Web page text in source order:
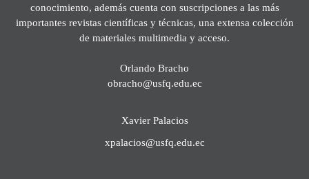
conocimiento, además cuenta con suscripciones a las más
importantes revistas científicas y técnicas, una extensa colección
de materiales multimedia y acceso.
Orlando Bracho
obracho@usfq.edu.ec
Xavier Palacios
xpalacios@usfq.edu.ec